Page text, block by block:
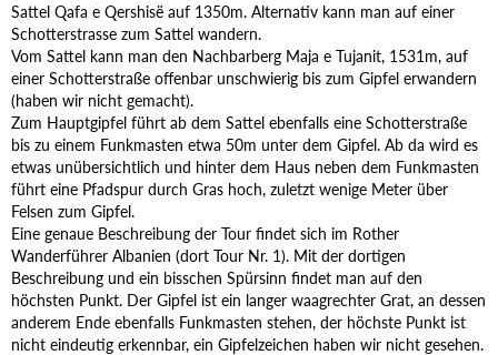
Sattel Qafa e Qershisë auf 1350m. Alternativ kann man auf einer
Schotterstrasse zum Sattel wandern.
Vom Sattel kann man den Nachbarberg Maja e Tujanit, 1531m, auf
einer Schotterstraße offenbar unschwierig bis zum Gipfel erwandern
(haben wir nicht gemacht).
Zum Hauptgipfel führt ab dem Sattel ebenfalls eine Schotterstraße
bis zu einem Funkmasten etwa 50m unter dem Gipfel. Ab da wird es
etwas unübersichtlich und hinter dem Haus neben dem Funkmasten
führt eine Pfadspur durch Gras hoch, zuletzt wenige Meter über
Felsen zum Gipfel.
Eine genaue Beschreibung der Tour findet sich im Rother
Wanderführer Albanien (dort Tour Nr. 1). Mit der dortigen
Beschreibung und ein bisschen Spürsinn findet man auf den
höchsten Punkt. Der Gipfel ist ein langer waagrechter Grat, an dessen
anderem Ende ebenfalls Funkmasten stehen, der höchste Punkt ist
nicht eindeutig erkennbar, ein Gipfelzeichen haben wir nicht gesehen.